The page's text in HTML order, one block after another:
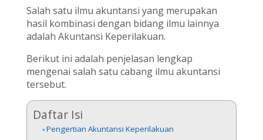
Salah satu ilmu akuntansi yang merupakan
hasil kombinasi dengan bidang ilmu lainnya
adalah Akuntansi Keperilakuan.
Berikut ini adalah penjelasan lengkap
mengenai salah satu cabang ilmu akuntansi
tersebut.
Daftar Isi
Pengertian Akuntansi Keperilakuan